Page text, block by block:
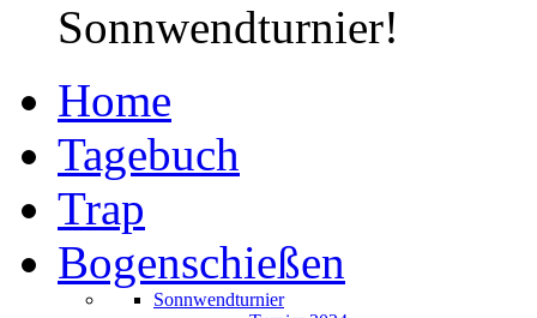
Sonnwendturnier!
Home
Tagebuch
Trap
Bogenschießen
Sonnwendturnier